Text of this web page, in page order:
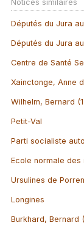
Notices similaires
Députés du Jura
Députés du Jura
Centre de Santé
Xainctonge, Anne
Wilhelm, Bernard
Petit-Val
Parti socialiste
Ecole normale des
Ursulines de
Longines
Burkhard, Bernard